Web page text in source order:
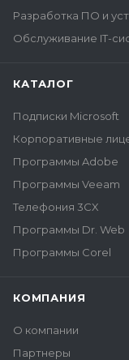
Разработка ПО и
Обслуживание IT-
КАТАЛОГ
Подписки Microsoft
Корпоративные
Программы Adobe
Программы Veeam
Телефония 3CX
Программы Dr. Web
Программы Corel
КОМПАНИЯ
О компании
Партнеры